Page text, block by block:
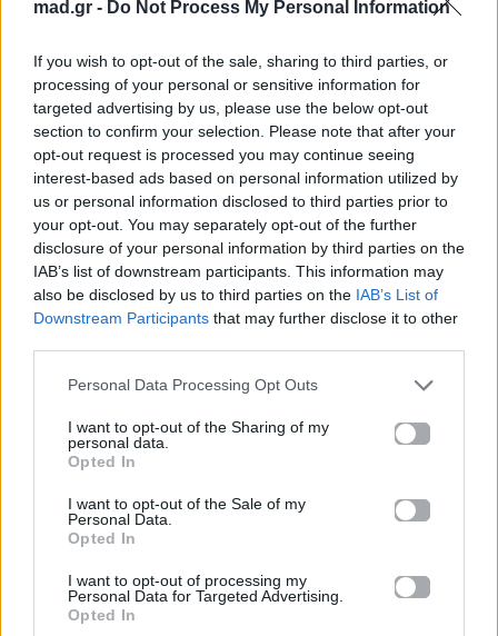
mad.gr - Do Not Process My Personal Information
If you wish to opt-out of the sale, sharing to third parties, or
processing of your personal or sensitive information for
targeted advertising by us, please use the below opt-out
section to confirm your selection. Please note that after your
opt-out request is processed you may continue seeing
interest-based ads based on personal information utilized by
us or personal information disclosed to third parties prior to
your opt-out. You may separately opt-out of the further
disclosure of your personal information by third parties on the
IAB’s list of downstream participants. This information may
also be disclosed by us to third parties on the IAB’s List of
Downstream Participants that may further disclose it to other
Personal Data Processing Opt Outs
I want to opt-out of the Sharing of my
personal data.
Opted In
I want to opt-out of the Sale of my
Personal Data.
Opted In
I want to opt-out of processing my
Personal Data for Targeted Advertising.
Opted In
Για σχόλια, μηνύματα ή φωτογραφικό υλικό
σχετικά με το